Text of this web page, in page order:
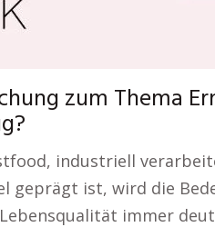
zum Thema
industriell
geprägt ist, wird die
immer